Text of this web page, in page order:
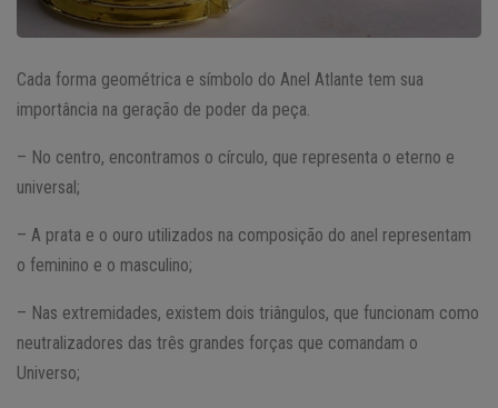
Cada forma geométrica e símbolo do Anel Atlante tem sua
importância na geração de poder da peça.
– No centro, encontramos o círculo, que representa o eterno e
universal;
– A prata e o ouro utilizados na composição do anel representam
o feminino e o masculino;
– Nas extremidades, existem dois triângulos, que funcionam como
neutralizadores das três grandes forças que comandam o
Universo;